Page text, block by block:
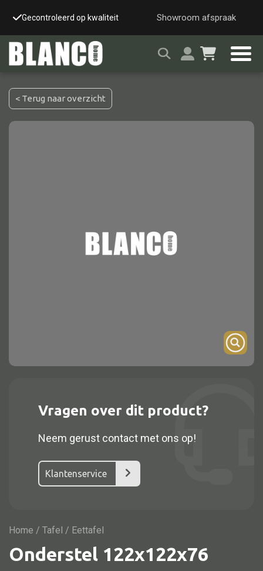
Gecontroleerd op kwaliteit Snelle & veilige
Showroom afspraak
Alle kasten
Dressoir
Nachtkast
Vitrine
TV meubel
< Terug naar overzicht
Vragen over dit product?
Neem gerust contact met ons op!
Klantenservice
Home / Tafel / Eettafel
Onderstel 122x122x76